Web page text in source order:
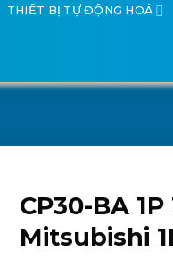
THIẾT BỊ TỰ ĐỘNG HOÁ
CP30-BA
Mitsubishi